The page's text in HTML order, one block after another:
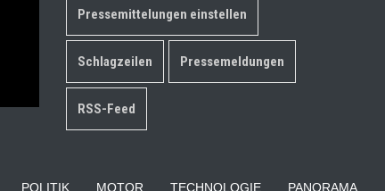
Pressemittelungen einstellen
Schlagzeilen Pressemeldungen
RSS-Feed
POLITIK MOTOR TECHNOLOGIE PANORAMA